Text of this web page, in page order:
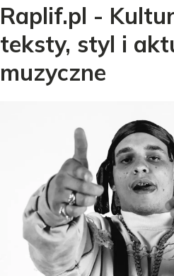
Raplif.pl -
teksty, styl i
muzyczne